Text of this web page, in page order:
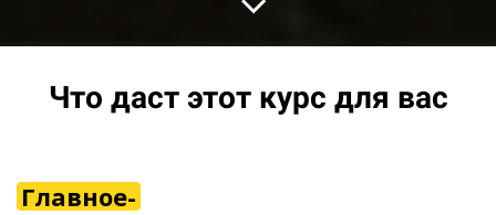
Что даст этот курс для вас
Главное-